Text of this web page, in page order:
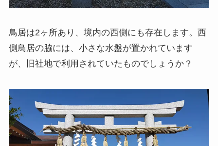
鳥居は2ヶ所あり、境内の西側にも存在します。西
側鳥居の脇には、小さな水盤が置かれています
が、旧社地で利用されていたものでしょうか？